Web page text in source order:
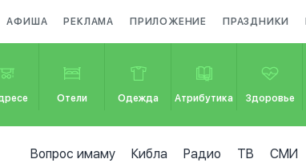
АФИША РЕКЛАМА ПРИЛОЖЕНИЕ ПРАЗДНИКИ
Отели Одежда Атрибутика Здоровье
Вопрос имаму Кибла Радио ТВ СМИ